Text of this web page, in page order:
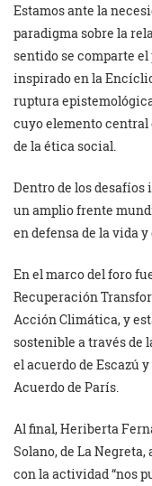
Estamos ante la
paradigma sobre la
sentido se comparte
inspirado en la
ruptura
cuyo elemento
de la ética social.
Dentro de los
un amplio frente
en defensa de la vida
En el marco del foro
Recuperación
Acción Climática, y
sostenible a través de
el acuerdo de Escazú
Acuerdo de París.
Al final, Heriberta
Solano, de La
con la actividad “nos